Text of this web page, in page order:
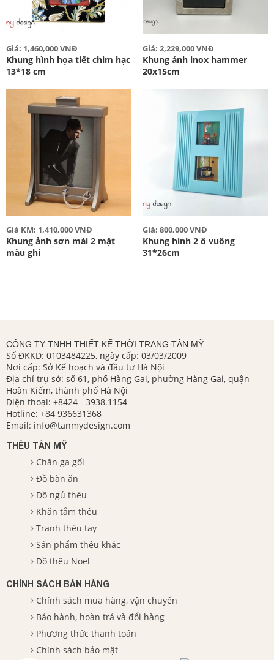
Giá: 1,460,000 VNĐ
Khung hình họa tiết chim hạc
13*18 cm
Giá: 2,229,000 VNĐ
Khung ảnh inox hammer
20x15cm
Giá KM: 1,410,000 VNĐ
Khung ảnh sơn mài 2 mặt
màu ghi
Giá: 800,000 VNĐ
Khung hình 2 ô vuông
31*26cm
CÔNG TY TNHH THIẾT KẾ THỜI TRANG TÂN MỸ
Số ĐKKD: 0103484225, ngày cấp: 03/03/2009
Nơi cấp: Sở Kế hoạch và đầu tư Hà Nội
Địa chỉ trụ sở: số 61, phố Hàng Gai, phường Hàng Gai, quận
Hoàn Kiếm, thành phố Hà Nội
Điện thoại: +8424 - 3938.1154
Hotline: +84 936631368
Email: info@tanmydesign.com
THÊU TÂN MỸ
Chăn ga gối
Đồ bàn ăn
Đồ ngủ thêu
Khăn tắm thêu
Tranh thêu tay
Sản phẩm thêu khác
Đồ thêu Noel
CHÍNH SÁCH BÁN HÀNG
Chính sách mua hàng, vận chuyển
Bảo hành, hoàn trả và đổi hàng
Phương thức thanh toán
Chính sách bảo mật